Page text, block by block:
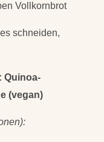
Vollkornbrot
schneiden,
Quinoa-
(vegan)